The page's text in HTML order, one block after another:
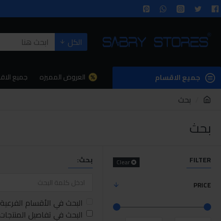
الكل
جميع الاقسام العروض المميزه جميع
بحث
بحث
FILTER
Clear
PRICE
بحث:
البحث في الأقسام الفرعية
البحث في تفاصيل